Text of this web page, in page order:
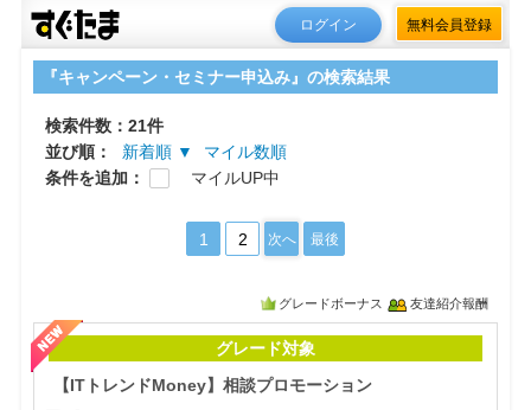
ログイン 無料会員登録
『キャンペーン・セミナー申込み』の検索結果
検索件数：21件
並び順：
新着順 ▼
マイル数順
条件を追加：
マイルUP中
1 2 次へ 最後
グレードボーナス 友達紹介報酬
グレード対象
【ITトレンドMoney】相談プロモーション